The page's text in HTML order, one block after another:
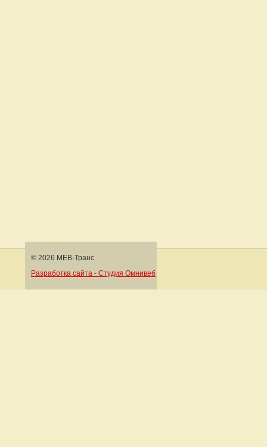
© 2026 МЕВ-Транс
Разработка сайта - Студия Омнивеб